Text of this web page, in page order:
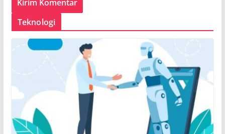
Teknologi